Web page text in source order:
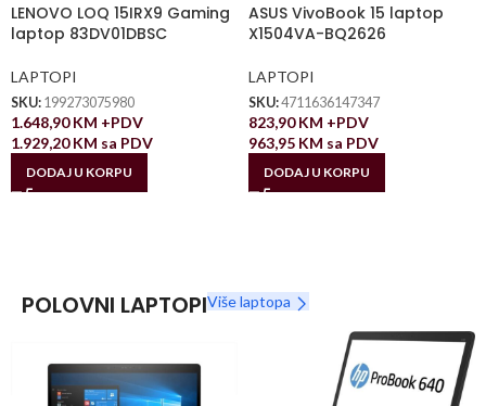
LENOVO LOQ 15IRX9 Gaming
laptop 83DV01DBSC
LAPTOPI
SKU: 199273075980
1.648,90KM +PDV
1.929,20KM sa PDV
DODAJ U KORPU
ASUS VivoBook 15 laptop
X1504VA-BQ2626
LAPTOPI
SKU:4711636147347
823,90KM +PDV
963,95 KM sa PDV
DODAJ U KORPU
POLOVNI LAPTOPIViše laptopa